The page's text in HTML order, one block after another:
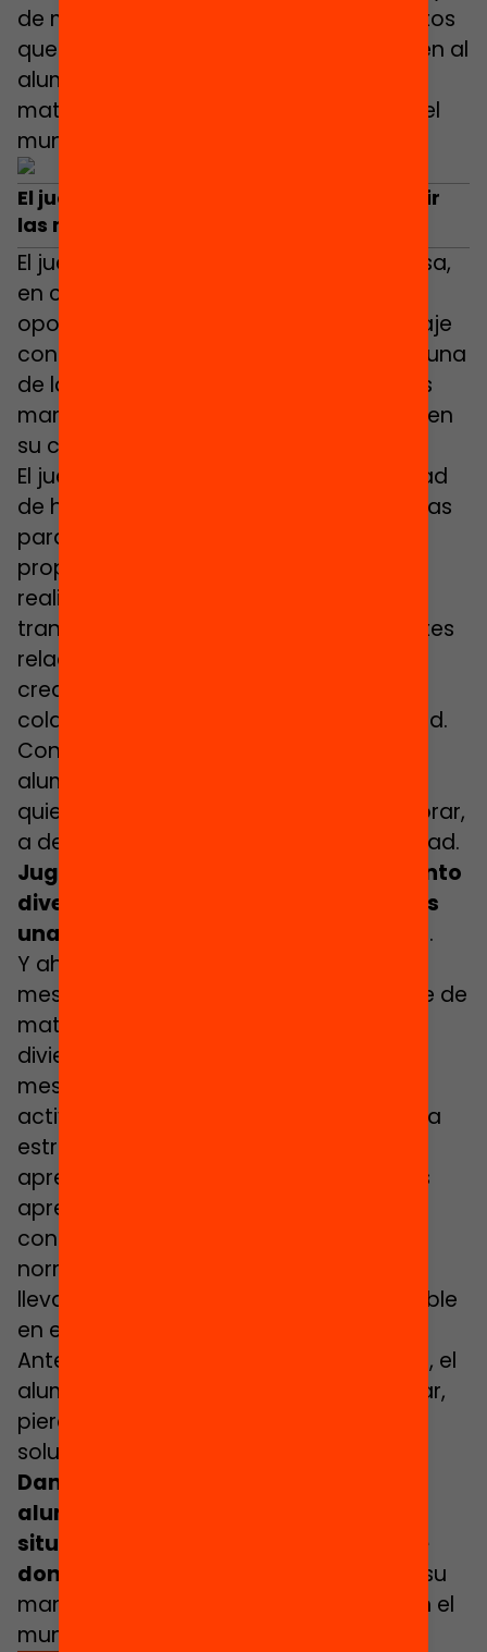
de manipulación de diferentes conceptos
que nos acerquen a la realidad y ayuden al
alumnado a construir un modelo
matemático que les permita entender el
mundo.
El juego, una oportunidad para ver y vivir
las mates
El juego, en general, y los juegos de mesa,
en concreto, son una muy buena
oportunidad para acercar un aprendizaje
contextualizado a las aulas. El juego es una
de las actividades que caracteriza a los
mamíferos y, por tanto, a los humanos en
su crecimiento y aprendizaje.
El juego permite promover gran cantidad
de habilidades y capacidades necesarias
para el desarrollo social, del carácter
propio y también del cerebro. Permite
realizar asociaciones de conceptos,
transferir aprendizajes, generar diferentes
relaciones sociales, desarrollar la
creatividad, la comunicación, la
colaboración y una sana competitividad.
Con un juego estamos desafiando al
alumnado, les planteamos un reto que
quieren resolver, les empujamos a mejorar,
a desarrollar su imaginación y creatividad.
Jugando desarrollamos el pensamiento
divergente y congruente y generamos
una atmósfera motivante y divertida .
Y ahora no se trata de llevar juegos de
mesa o material manipulativo a la clase de
matemáticas para que los alumnos se
diviertan. Se trata de llevar juegos de
mesa, juegos de demostración y
actividades manipulativas de una forma
estructurada, con un objetivo de
aprendizaje claro para que los alumnos
aprendan y sean capaces de construir
conocimiento matemático, deducir
normas, leyes y fórmulas matemáticas
llevando a un aprendizaje más perdurable
en el tiempo y más competencial.
Ante un juego o actividad manipulativa, el
alumnado se atreve a probar y arriesgar,
pierde el miedo a equivocarse y surgen
soluciones divergentes igual de válidas.
Damos la oportunidad a todo el
alumnado de resolver la misma
situación desde su capacidad, desde
donde se siente más cómodo
, desde su
manera de entender y relacionarse con el
mundo que le rodea.